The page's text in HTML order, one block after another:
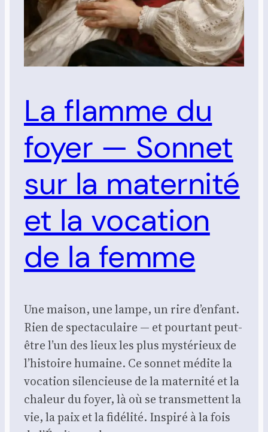
La flamme du
foyer — Sonnet
sur la maternité
et la vocation
de la femme
Une maison, une lampe, un rire d’enfant.
Rien de spectaculaire — et pourtant peut-
être l’un des lieux les plus mystérieux de
l’histoire humaine. Ce sonnet médite la
vocation silencieuse de la maternité et la
chaleur du foyer, là où se transmettent la
vie, la paix et la fidélité. Inspiré à la fois